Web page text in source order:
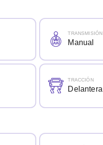
TRANSMISIÓN
Manual
TRACCIÓN
Delantera